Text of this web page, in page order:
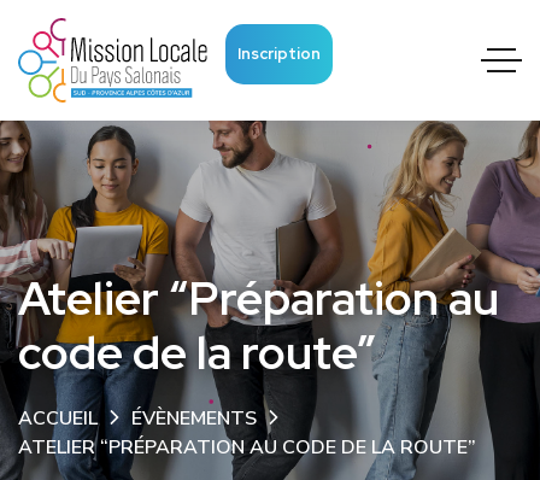
Inscription
Atelier “Préparation au
code de la route”
ACCUEIL
ÉVÈNEMENTS
ATELIER “PRÉPARATION AU CODE DE LA ROUTE”